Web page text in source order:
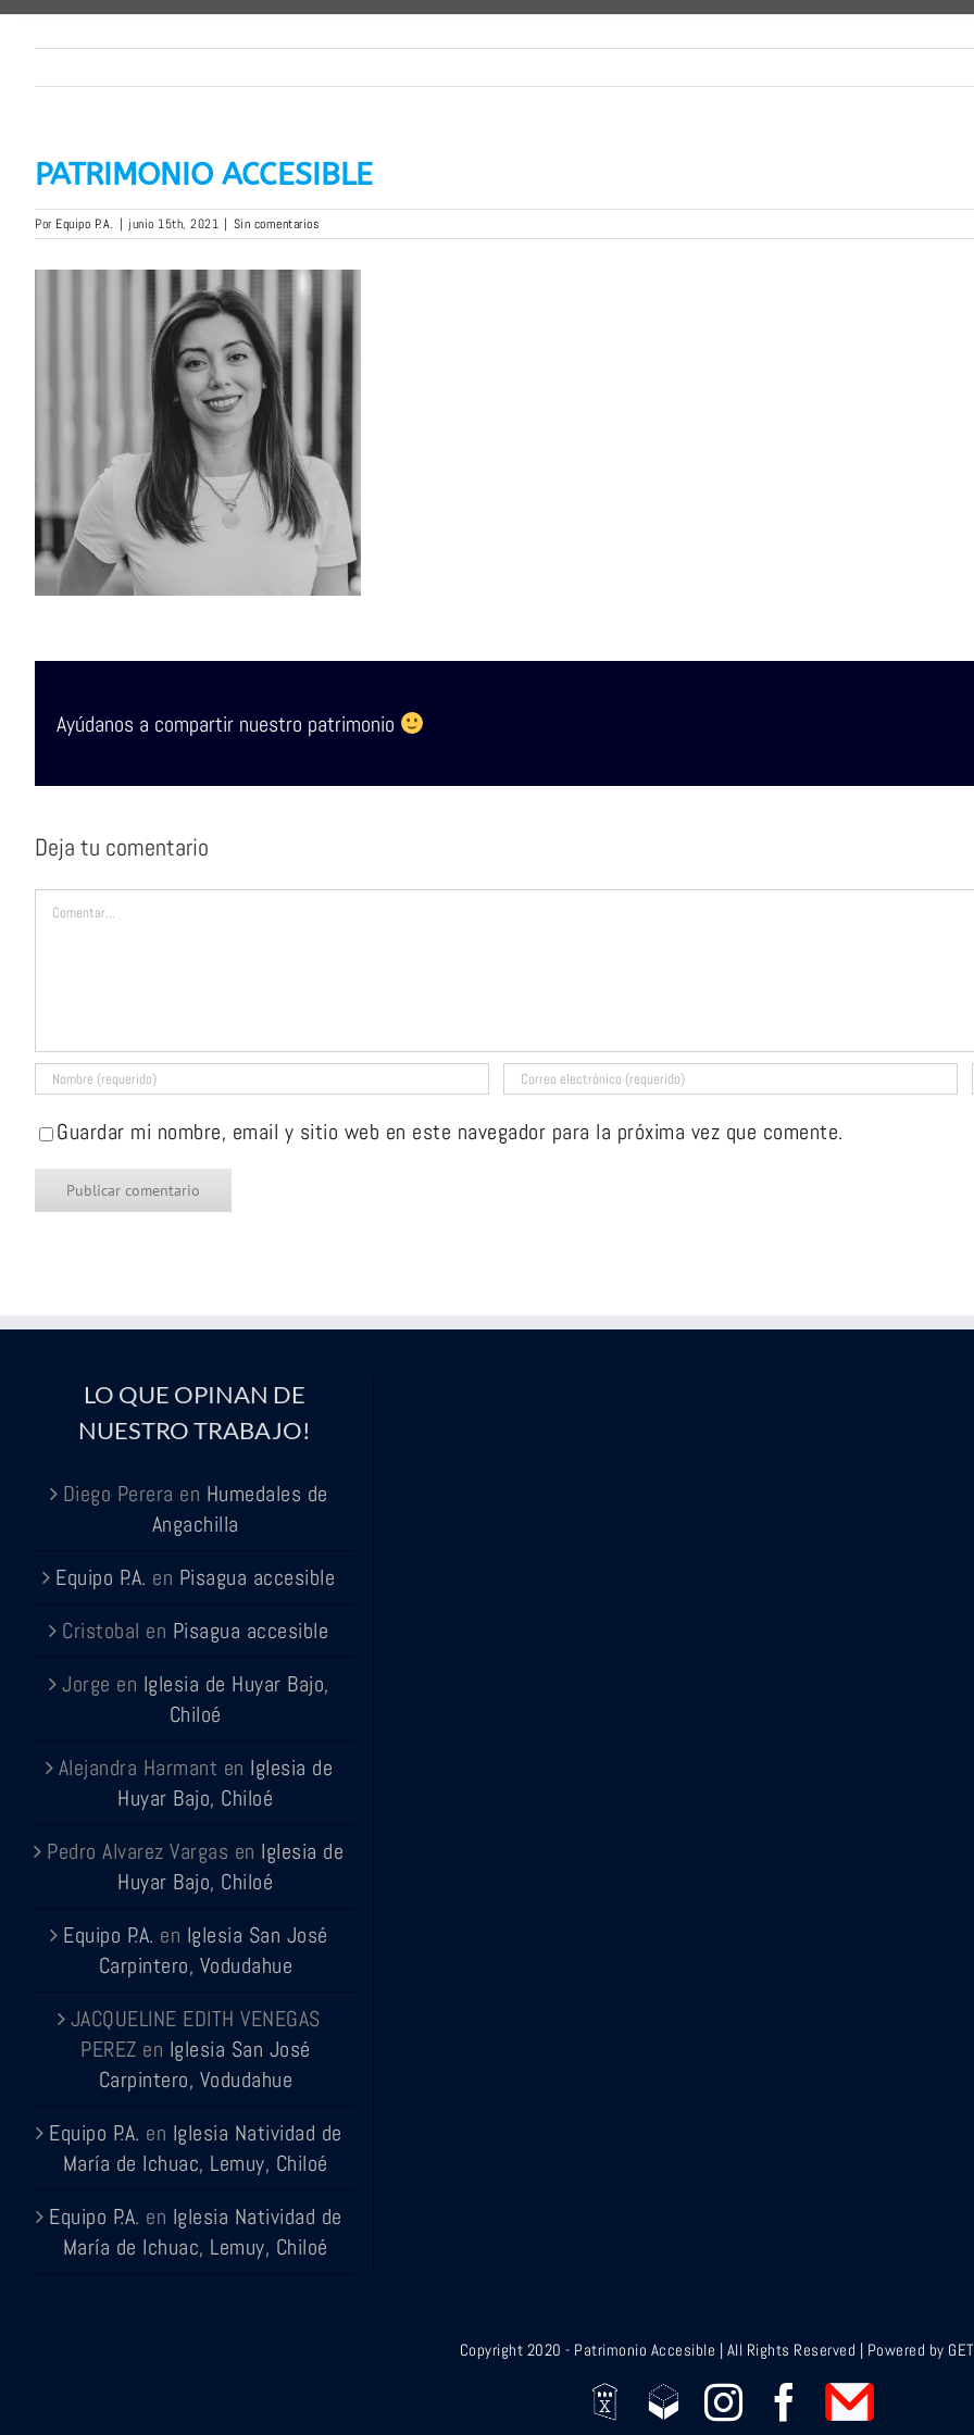
PATRIMONIO ACCESIBLE
Por Equipo P.A. | junio 15th, 2021 | Sin comentarios
Ayúdanos a compartir nuestro patrimonio
Deja tu comentario
Comentar
Guardar mi nombre, email y sitio web en este navegador para la próxima vez que comente.
LO QUE OPINAN DE
NUESTRO TRABAJO!
Diego Perera en Humedales de
Angachilla
Equipo P.A. en Pisagua accesible
Cristobal en Pisagua accesible
Jorge en Iglesia de Huyar Bajo,
Chiloé
Alejandra Harmant en Iglesia de
Huyar Bajo, Chiloé
Pedro Alvarez Vargas en Iglesia de
Huyar Bajo, Chiloé
Equipo P.A. en Iglesia San José
Carpintero, Vodudahue
JACQUELINE EDITH VENEGAS
PEREZ en Iglesia San José
Carpintero, Vodudahue
Equipo P.A. en Iglesia Natividad de
María de Ichuac, Lemuy, Chiloé
Equipo P.A. en Iglesia Natividad de
María de Ichuac, Lemuy, Chiloé
Copyright 2020 - Patrimonio Accesible | All Rights Reserved | Powered by
CasaGetarqInstagram
Facebook
Contacto